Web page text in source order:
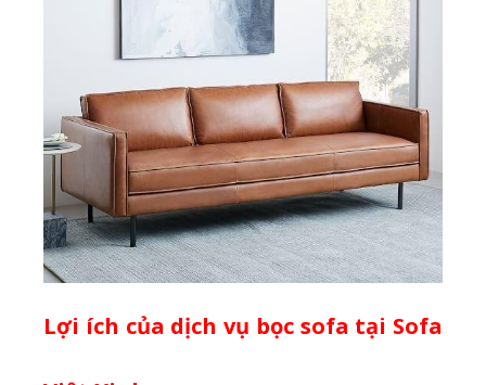
Lợi ích của dịch vụ bọc sofa tại Sofa